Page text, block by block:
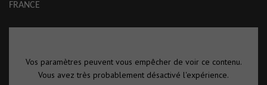
FRANCE
Vos paramètres peuvent vous empêcher de voir ce contenu.
Vous avez très probablement désactivé l'expérience.